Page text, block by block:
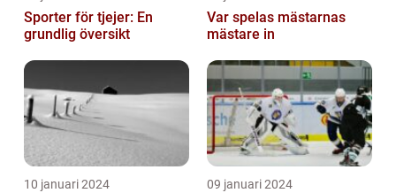
Sporter för tjejer: En
grundlig översikt
Var spelas mästarnas
mästare in
10 januari 2024 09 januari 2024